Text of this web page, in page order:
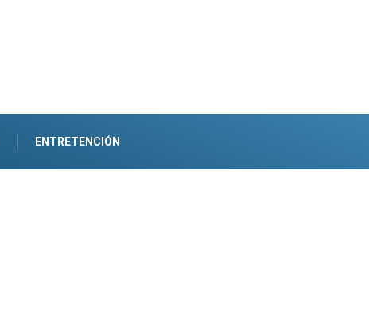
ENTRETENCIÓN